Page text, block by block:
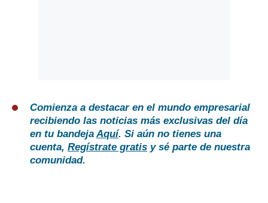
Comienza a destacar en el mundo empresarial
recibiendo las noticias más exclusivas del día
en tu bandejaAquí. Si aún no tienes una
cuenta, Regístrate gratis y sé parte de nuestra
comunidad.